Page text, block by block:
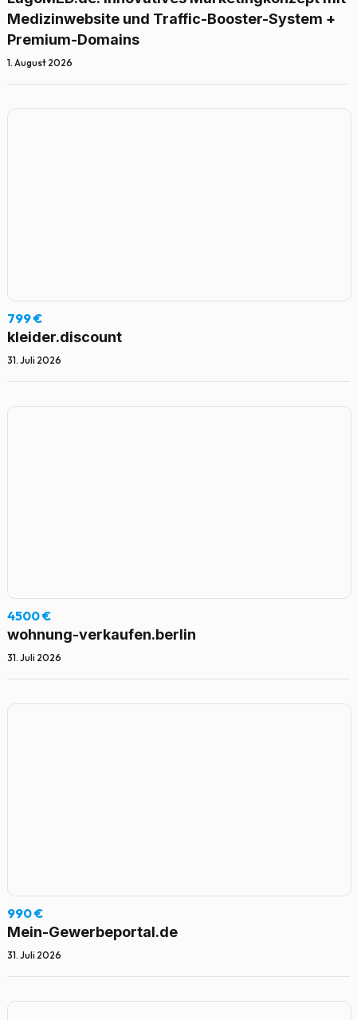
Medizinwebsite und Traffic-Booster-System +
Premium-Domains
1. August 2026
799 €
kleider.discount
31. Juli 2026
4500 €
wohnung-verkaufen.berlin
31. Juli 2026
990 €
Mein-Gewerbeportal.de
31. Juli 2026